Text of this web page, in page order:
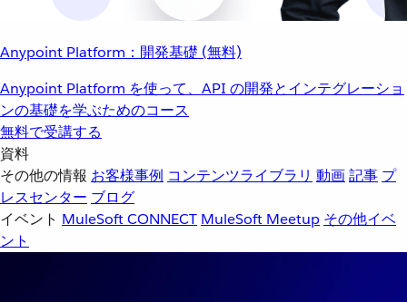
Anypoint Platform：開発基礎 (無料)
Anypoint Platform を使って、API の開発とインテグレーショ
ンの基礎を学ぶためのコース
無料で受講する
資料
その他の情報 お客様事例 コンテンツライブラリ 動画記事 プ
レスセンター ブログ
イベント MuleSoft CONNECT MuleSoft Meetup その他イベ
ント